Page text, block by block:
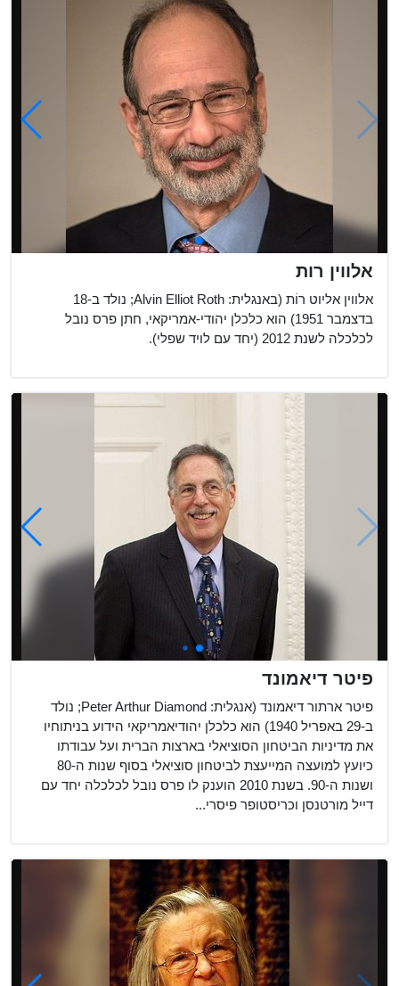
אלווין רות
אלווין אליוט רוֹת (באנגלית: Alvin Elliot Roth; נולד ב-18
בדצמבר 1951) הוא כלכלן יהודי-אמריקאי, חתן פרס נובל
לכלכלה לשנת 2012 (יחד עם לויד שפלי).
פיטר דיאמונד
פיטר ארתור דיאמונד (אנגלית: Peter Arthur Diamond; נולד
ב-29 באפריל 1940) הוא כלכלן יהודיאמריקאי הידוע בניתוחיו
את מדיניות הביטחון הסוציאלי בארצות הברית ועל עבודתו
כיועץ למועצה המייעצת לביטחון סוציאלי בסוף שנות ה-80
ושנות ה-90. בשנת 2010 הוענק לו פרס נובל לכלכלה יחד עם
דייל מורטנסן וכריסטופר פיסרי...